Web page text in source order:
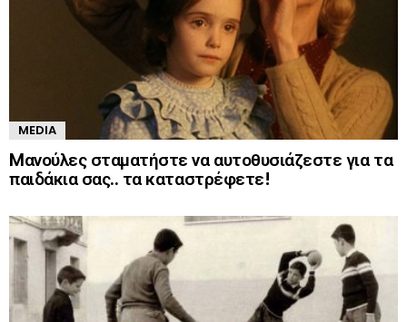
MEDIA
Mανούλες σταματήστε να αυτοθυσιάζεστε για τα
παιδάκια σας.. τα καταστρέφετε!